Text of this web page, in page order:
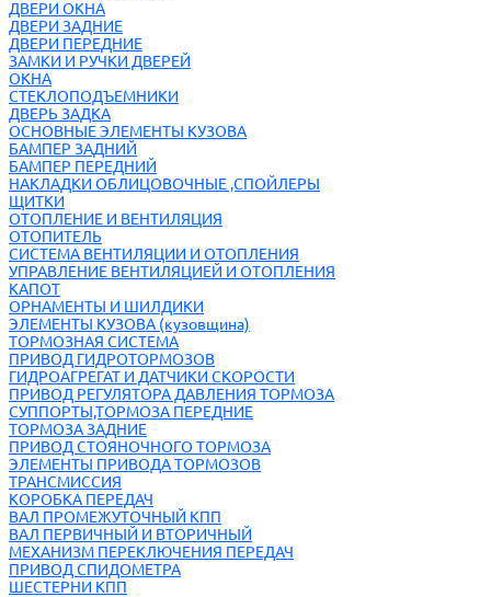
ДВЕРИ ОКНА
ДВЕРИ ЗАДНИЕ
ДВЕРИ ПЕРЕДНИЕ
ЗАМКИ И РУЧКИ ДВЕРЕЙ
ОКНА
СТЕКЛОПОДЪЕМНИКИ
ДВЕРЬ ЗАДКА
ОСНОВНЫЕ ЭЛЕМЕНТЫ КУЗОВА
БАМПЕР ЗАДНИЙ
БАМПЕР ПЕРЕДНИЙ
НАКЛАДКИ ОБЛИЦОВОЧНЫЕ ,СПОЙЛЕРЫ
ЩИТКИ
ОТОПЛЕНИЕ И ВЕНТИЛЯЦИЯ
ОТОПИТЕЛЬ
СИСТЕМА ВЕНТИЛЯЦИИ И ОТОПЛЕНИЯ
УПРАВЛЕНИЕ ВЕНТИЛЯЦИЕЙ И ОТОПЛЕНИЯ
КАПОТ
ОРНАМЕНТЫ И ШИЛДИКИ
ЭЛЕМЕНТЫ КУЗОВА (кузовщина)
ТОРМОЗНАЯ СИСТЕМА
ПРИВОД ГИДРОТОРМОЗОВ
ГИДРОАГРЕГАТ И ДАТЧИКИ СКОРОСТИ
ПРИВОД РЕГУЛЯТОРА ДАВЛЕНИЯ ТОРМОЗА
СУППОРТЫ,ТОРМОЗА ПЕРЕДНИЕ
ТОРМОЗА ЗАДНИЕ
ПРИВОД СТОЯНОЧНОГО ТОРМОЗА
ЭЛЕМЕНТЫ ПРИВОДА ТОРМОЗОВ
ТРАНСМИССИЯ
КОРОБКА ПЕРЕДАЧ
ВАЛ ПРОМЕЖУТОЧНЫЙ КПП
ВАЛ ПЕРВИЧНЫЙ И ВТОРИЧНЫЙ
МЕХАНИЗМ ПЕРЕКЛЮЧЕНИЯ ПЕРЕДАЧ
ПРИВОД СПИДОМЕТРА
ШЕСТЕРНИ КПП